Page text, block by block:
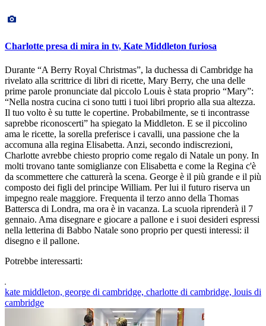
Charlotte presa di mira in tv, Kate Middleton furiosa
Durante “A Berry Royal Christmas”, la duchessa di Cambridge ha
rivelato alla scrittrice di libri di ricette, Mary Berry, che una delle
prime parole pronunciate dal piccolo Louis è stata proprio “Mary”:
“Nella nostra cucina ci sono tutti i tuoi libri proprio alla sua altezza.
Il tuo volto è su tutte le copertine. Probabilmente, se ti incontrasse
saprebbe riconoscerti” ha spiegato la Middleton. E se il piccolino
ama le ricette, la sorella preferisce i cavalli, una passione che la
accomuna alla regina Elisabetta. Anzi, secondo indiscrezioni,
Charlotte avrebbe chiesto proprio come regalo di Natale un pony. In
molti trovano tante somiglianze con Elisabetta e come la Regina c'è
da scommettere che catturerà la scena. George è il più grande e il più
composto dei figli del principe William. Per lui il futuro riserva un
impegno reale maggiore. Frequenta il terzo anno della Thomas
Battersca di Londra, ma ora è in vacanza. La scuola riprenderà il 7
gennaio. Ama disegnare e giocare a pallone e i suoi desideri espressi
nella letterina di Babbo Natale sono proprio per questi interessi: il
disegno e il pallone.
Potrebbe interessarti:
kate middleton, george di cambridge, charlotte di cambridge, louis di
cambridge